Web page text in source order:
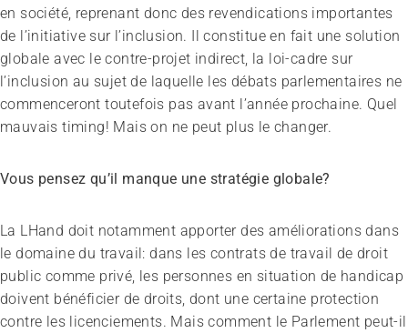
en société, reprenant donc des revendications importantes
de l’initiative sur l’inclusion. Il constitue en fait une solution
globale avec le contre-projet indirect, la loi-cadre sur
l’inclusion au sujet de laquelle les débats parlementaires ne
commenceront toutefois pas avant l’année prochaine. Quel
mauvais timing! Mais on ne peut plus le changer.
Vous pensez qu’il manque une stratégie globale?
La LHand doit notamment apporter des améliorations dans
le domaine du travail: dans les contrats de travail de droit
public comme privé, les personnes en situation de handicap
doivent bénéficier de droits, dont une certaine protection
contre les licenciements. Mais comment le Parlement peut-il